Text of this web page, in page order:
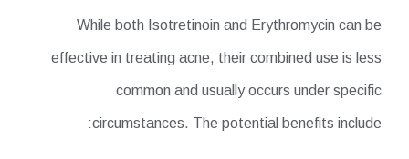
While both Isotretinoin and Erythromycin can be
effective in treating acne, their combined use is less
common and usually occurs under specific
circumstances. The potential benefits include: